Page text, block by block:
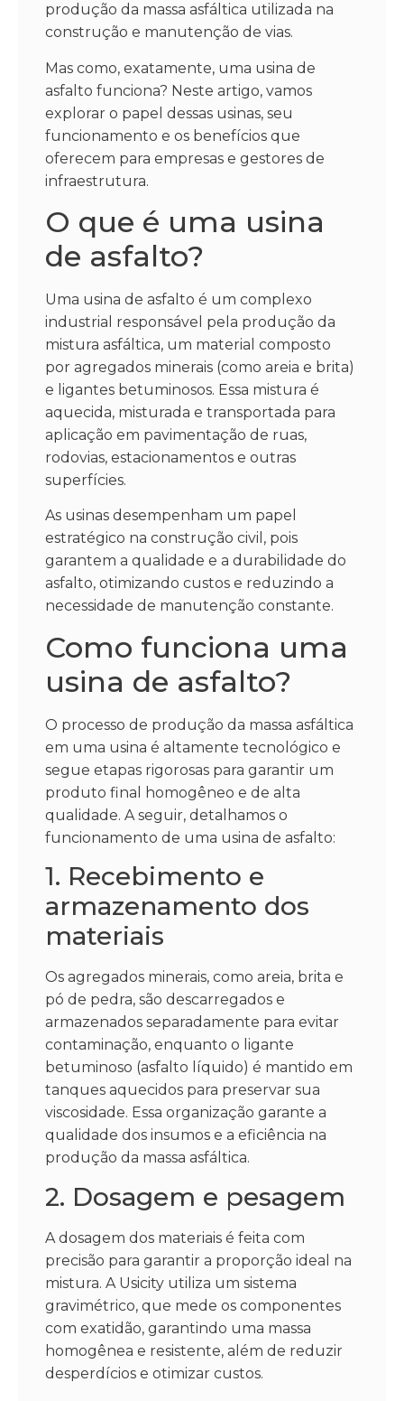
produção da massa asfáltica utilizada na
construção e manutenção de vias.
Mas como, exatamente, uma usina de
asfalto funciona? Neste artigo, vamos
explorar o papel dessas usinas, seu
funcionamento e os benefícios que
oferecem para empresas e gestores de
infraestrutura.
O que é uma usina
de asfalto?
Uma usina de asfalto é um complexo
industrial responsável pela produção da
mistura asfáltica, um material composto
por agregados minerais (como areia e brita)
e ligantes betuminosos. Essa mistura é
aquecida, misturada e transportada para
aplicação em pavimentação de ruas,
rodovias, estacionamentos e outras
superfícies.
As usinas desempenham um papel
estratégico na construção civil, pois
garantem a qualidade e a durabilidade do
asfalto, otimizando custos e reduzindo a
necessidade de manutenção constante.
Como funciona uma
usina de asfalto?
O processo de produção da massa asfáltica
em uma usina é altamente tecnológico e
segue etapas rigorosas para garantir um
produto final homogêneo e de alta
qualidade. A seguir, detalhamos o
funcionamento de uma usina de asfalto:
1. Recebimento e
armazenamento dos
materiais
Os agregados minerais, como areia, brita e
pó de pedra, são descarregados e
armazenados separadamente para evitar
contaminação, enquanto o ligante
betuminoso (asfalto líquido) é mantido em
tanques aquecidos para preservar sua
viscosidade. Essa organização garante a
qualidade dos insumos e a eficiência na
produção da massa asfáltica.
2. Dosagem e pesagem
A dosagem dos materiais é feita com
precisão para garantir a proporção ideal na
mistura. A Usicity utiliza um sistema
gravimétrico, que mede os componentes
com exatidão, garantindo uma massa
homogênea e resistente, além de reduzir
desperdícios e otimizar custos.